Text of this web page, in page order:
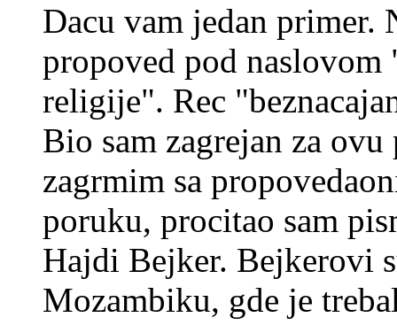
Dacu vam jedan primer.
propoved pod naslovom
religije". Rec
Bio sam zagrejan za
zagrmim sa
poruku, procitao sam
Hajdi Bejker. Bejkerovi
Mozambiku, gde je